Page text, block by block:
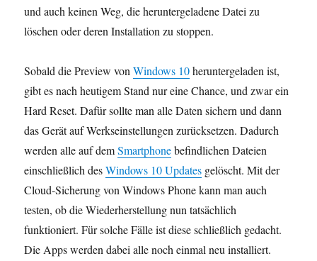
und auch keinen Weg, die heruntergeladene Datei zu
löschen oder deren Installation zu stoppen.
Sobald die Preview vonWindows 10heruntergeladen ist,
gibt es nach heutigem Stand nur eine Chance, und zwar ein
Hard Reset. Dafür sollte man alle Daten sichern und dann
das Gerät auf Werkseinstellungen zurücksetzen. Dadurch
werden alle auf demSmartphonebefindlichen Dateien
einschließlich desWindows 10 Updates gelöscht. Mit der
Cloud-Sicherung von Windows Phone kann man auch
testen, ob die Wiederherstellung nun tatsächlich
funktioniert. Für solche Fälle ist diese schließlich gedacht.
Die Apps werden dabei alle noch einmal neu installiert.